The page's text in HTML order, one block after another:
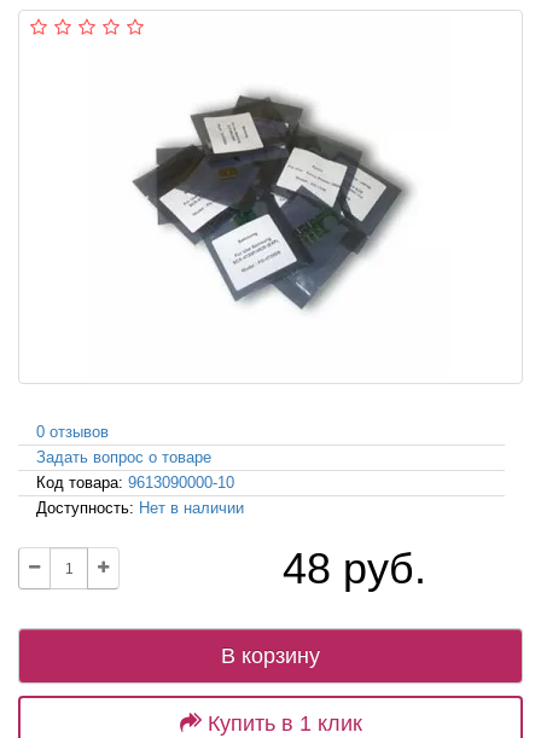
0 отзывов
Задать вопрос о товаре
Код товара: 9613090000-10
Доступность: Нет в наличии
48 руб.
В корзину
Купить в 1 клик